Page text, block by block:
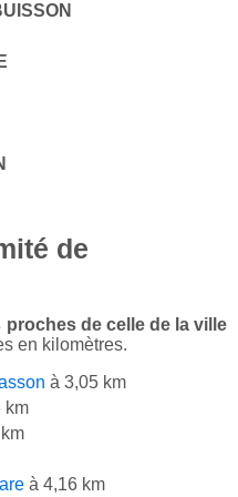
de
proches de celle de la ville
en kilomètres.
à 3,05 km
km
à 4,16 km